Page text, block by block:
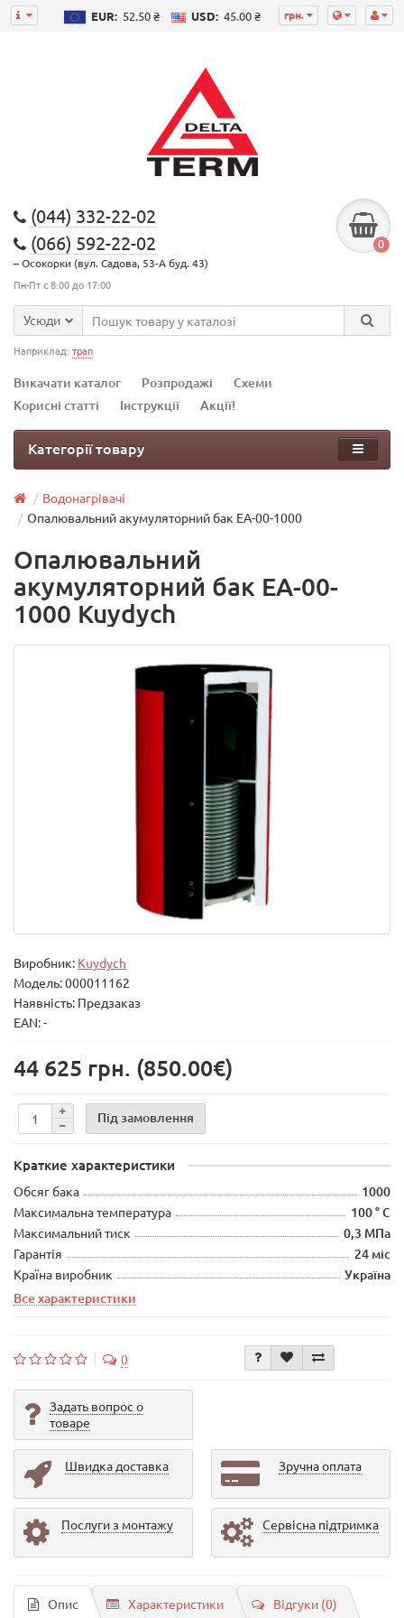
грн.
EUR: 52.50 ₴ USD: 45.00 ₴
(044) 332-22-02
(066) 592-22-02
– Осокорки (вул. Садова, 53-А буд. 43)
Пн-Пт с 8:00 до 17:00
0
Усюди
Наприклад: трап
Викачати каталог Розпродажі
Схеми
Корисні статті
Інструкції Акції!
Категорії товару
Водонагрівачі
Опалювальний акумуляторний бак ЕА-00-1000
Опалювальний
акумуляторний бак ЕА-00-
1000 Kuydych
Виробник: Kuydych
Модель:000011162
Наявність: Предзаказ
EAN: -
44 625 грн. (850.00€)
Під замовлення
Краткие характеристики
Обсяг бака 1000
Максимальна температура 100 ° С
Максимальний тиск 0,3 МПа
Гарантія 24 міс
Країна виробник
Україна
Все характеристики
0
Задать вопрос о
товаре
Швидка доставка Зручна оплата
Послуги з монтажу Сервісна підтримка
Опис Характеристики Відгуки (0)